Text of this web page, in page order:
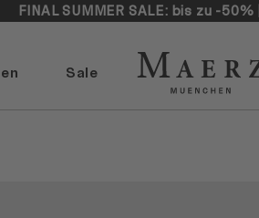
FINAL SUMMER SALE: bis zu -50% |
Sale